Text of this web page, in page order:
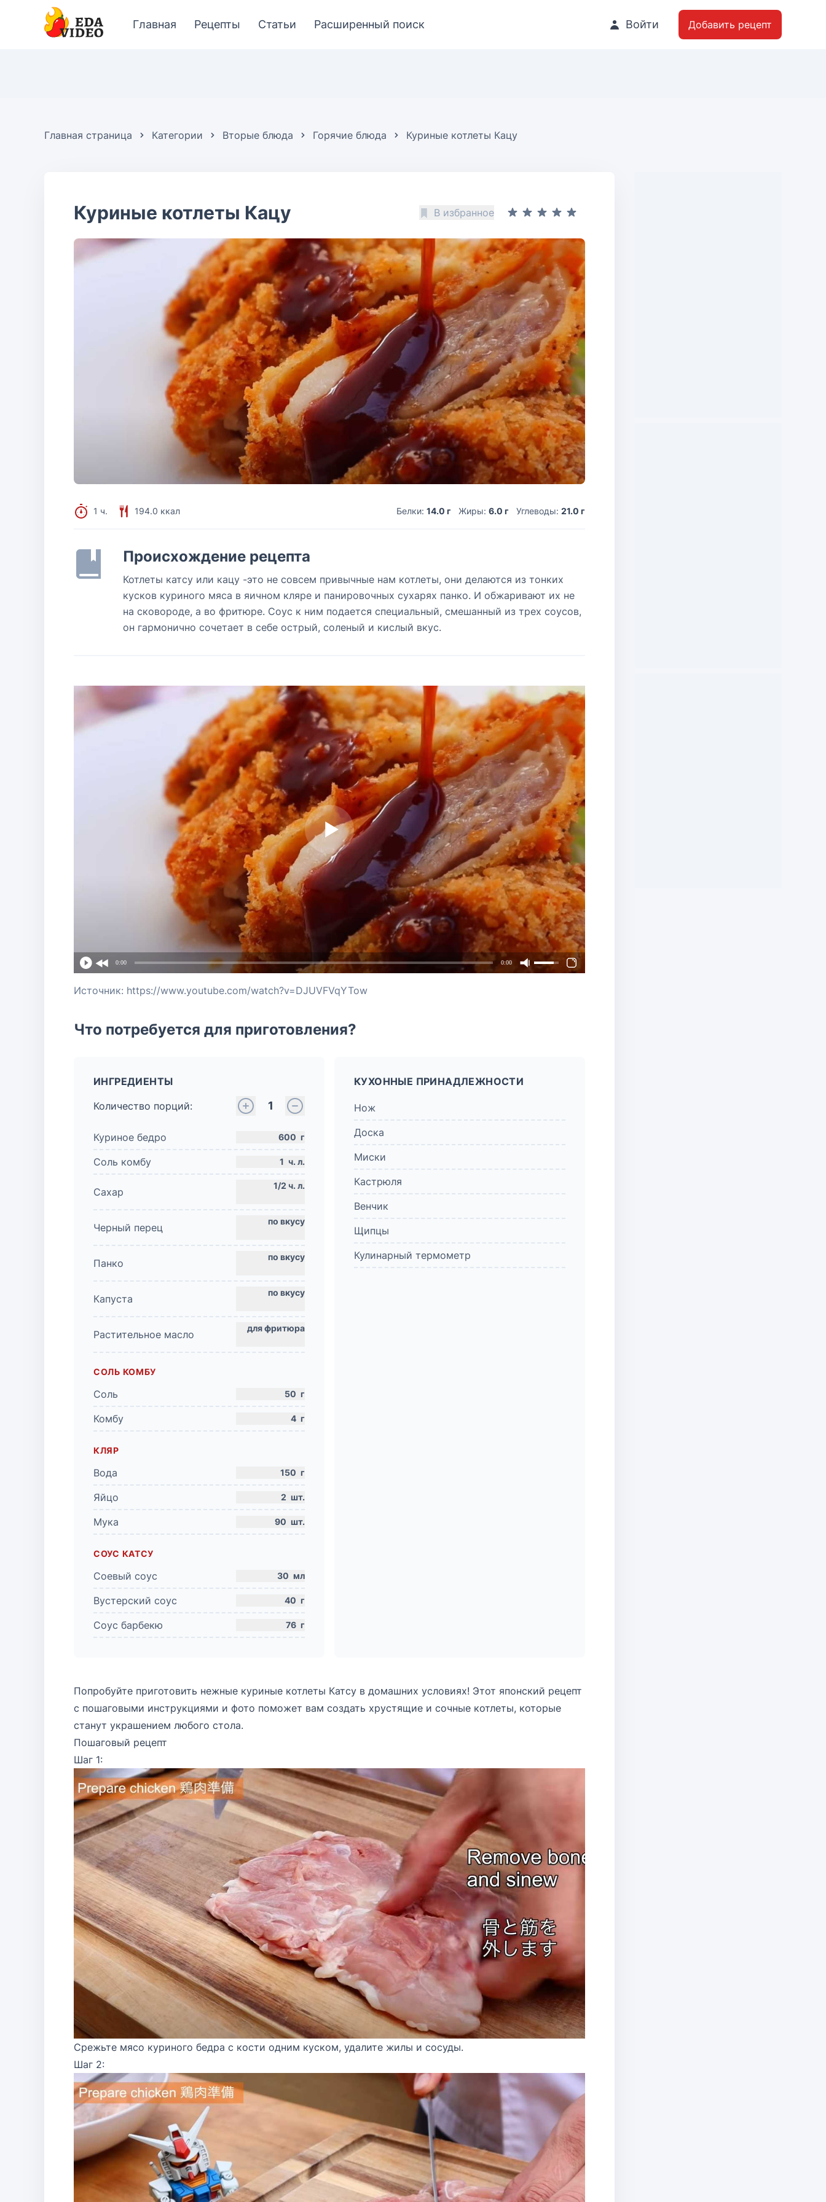
Главная Рецепты Статьи Расширенный поиск Войти Добавить рецепт
Главная страница Категории Вторые блюда Горячие блюда Куриные котлеты Кацу
Куриные котлеты Кацу В избранное
1 ч. 194.0 ккал Белки: 14.0 г Жиры: 6.0 г Углеводы: 21.0 г
Происхождение рецепта
Котлеты катсу или кацу -это не совсем привычные нам котлеты, они делаются из тонких
кусков куриного мяса в яичном кляре и панировочных сухарях панко. И обжаривают их не
на сковороде, а во фритюре. Соус к ним подается специальный, смешанный из трех соусов,
он гармонично сочетает в себе острый, соленый и кислый вкус.
0:00 0:00
Источник: https://www.youtube.com/watch?v=DJUVFVqYTow
Что потребуется для приготовления?
ИНГРЕДИЕНТЫ
Количество порций:
1
Куриное бедро 600 г
Соль комбу 1 ч. л.
Сахар
Черный перец
Панко
Капуста
Растительное масло
СОЛЬ КОМБУ
Соль 50 г
Комбу 4 г
КЛЯР
Вода 150 г
Яйцо 2 шт.
Мука 90 шт.
СОУС КАТСУ
Соевый соус 30 мл
Вустерский соус 40 г
Соус барбекю 76 г
КУХОННЫЕ ПРИНАДЛЕЖНОСТИ
Нож
Доска
Миски
Кастрюля
Венчик
Щипцы
Кулинарный термометр
Попробуйте приготовить нежные куриные котлеты Катсу в домашних условиях! Этот японский рецепт
с пошаговыми инструкциями и фото поможет вам создать хрустящие и сочные котлеты, которые
станут украшением любого стола.
Пошаговый рецепт
Шаг 1:
Срежьте мясо куриного бедра с кости одним куском, удалите жилы и сосуды.
Шаг 2: